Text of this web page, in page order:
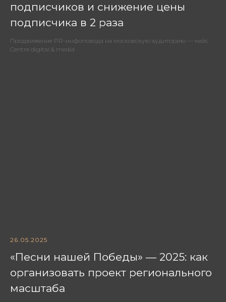
подписчиков и снижение цены
подписчика в 2 раза
Продвижение PR-инфоповода на московскую аудиторию — кейс
Centre digital & media
26.05.2025
«Песни нашей Победы» — 2025: как
организовать проект регионального
масштаба